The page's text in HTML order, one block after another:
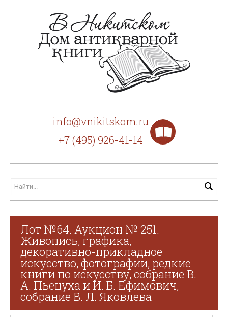
info@vnikitskom.ru
+7 (495) 926-41-14
Лот №64. Аукцион № 251.
Живопись, графика,
декоративно-прикладное
искусство, фотографии, редкие
книги по искусству, собрание В.
А. Пьецуха и И. Б. Ефимович,
собрание В. Л. Яковлева